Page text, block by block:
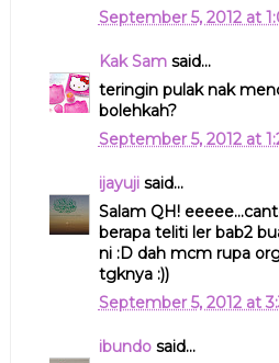
September 5, 2012 at
Kak Samsaid...
teringin pulak nak
bolehkah?
September 5, 2012 at
ijayujisaid...
Salam QH!
berapa teliti ler bab2
ni :D dah mcm rupa
tgknya :))
September 5, 2012 at
ibundosaid...